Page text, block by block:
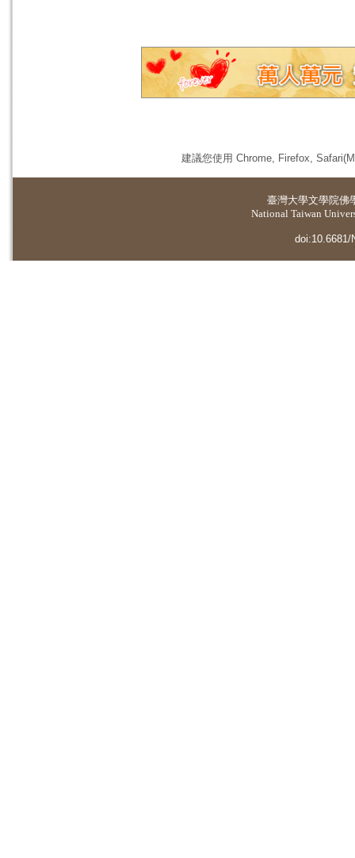
建議您使用 Chrome, Firefox,
臺灣大學文學院佛
National Taiwan
doi:10.6681/